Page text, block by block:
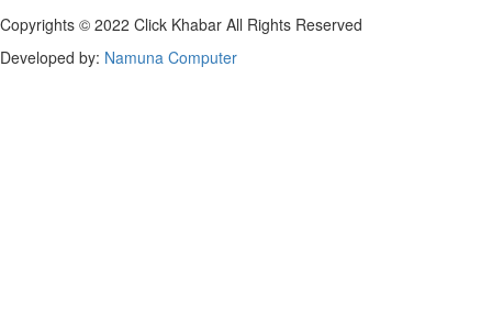
Copyrights © 2022 Click Khabar All Rights Reserved
Developed by: Namuna Computer